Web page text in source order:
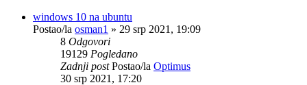
windows 10 na ubuntu
Postao/la osman1 » 29 srp 2021, 19:09
8 Odgovori
19129 Pogledano
Zadnji postPostao/la Optimus
30 srp 2021, 17:20